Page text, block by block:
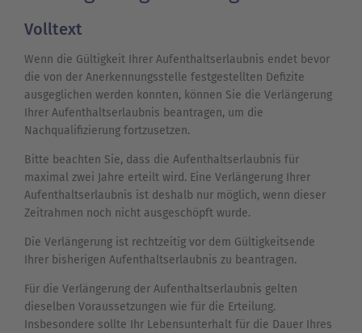
Volltext
Wenn die Gültigkeit Ihrer Aufenthaltserlaubnis endet bevor
die von der Anerkennungsstelle festgestellten Defizite
ausgeglichen werden konnten, können Sie die Verlängerung
Ihrer Aufenthaltserlaubnis beantragen, um die
Nachqualifizierung fortzusetzen.
Bitte beachten Sie, dass die Aufenthaltserlaubnis für
maximal zwei Jahre erteilt wird. Eine Verlängerung Ihrer
Aufenthaltserlaubnis ist deshalb nur möglich, wenn dieser
Zeitrahmen noch nicht ausgeschöpft wurde.
Die Verlängerung ist rechtzeitig vor dem Gültigkeitsende
Ihrer bisherigen Aufenthaltserlaubnis zu beantragen.
Für die Verlängerung der Aufenthaltserlaubnis gelten
dieselben Voraussetzungen wie für die Erteilung.
Insbesondere sollte Ihr Lebensunterhalt für die Dauer Ihres